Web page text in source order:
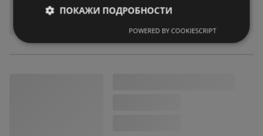
ПОКАЖИ ПОДРОБНОСТИ
POWERED BY COOKIESCRIPT